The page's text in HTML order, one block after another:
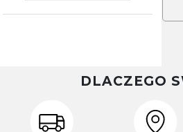
DLACZEGO